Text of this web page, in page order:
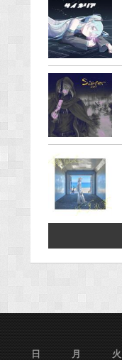
日
月 火